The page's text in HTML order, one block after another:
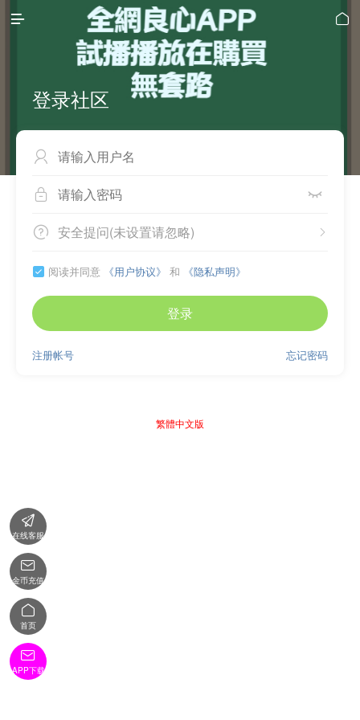
 
登录社区

 
 
安全提问(未设置请忽略)
 阅读并同意 《用户协议》 和 《隐私声明》
登录
忘记密码
注册帐号
繁體中文版

在线客服

金币充值

首页

APP下载